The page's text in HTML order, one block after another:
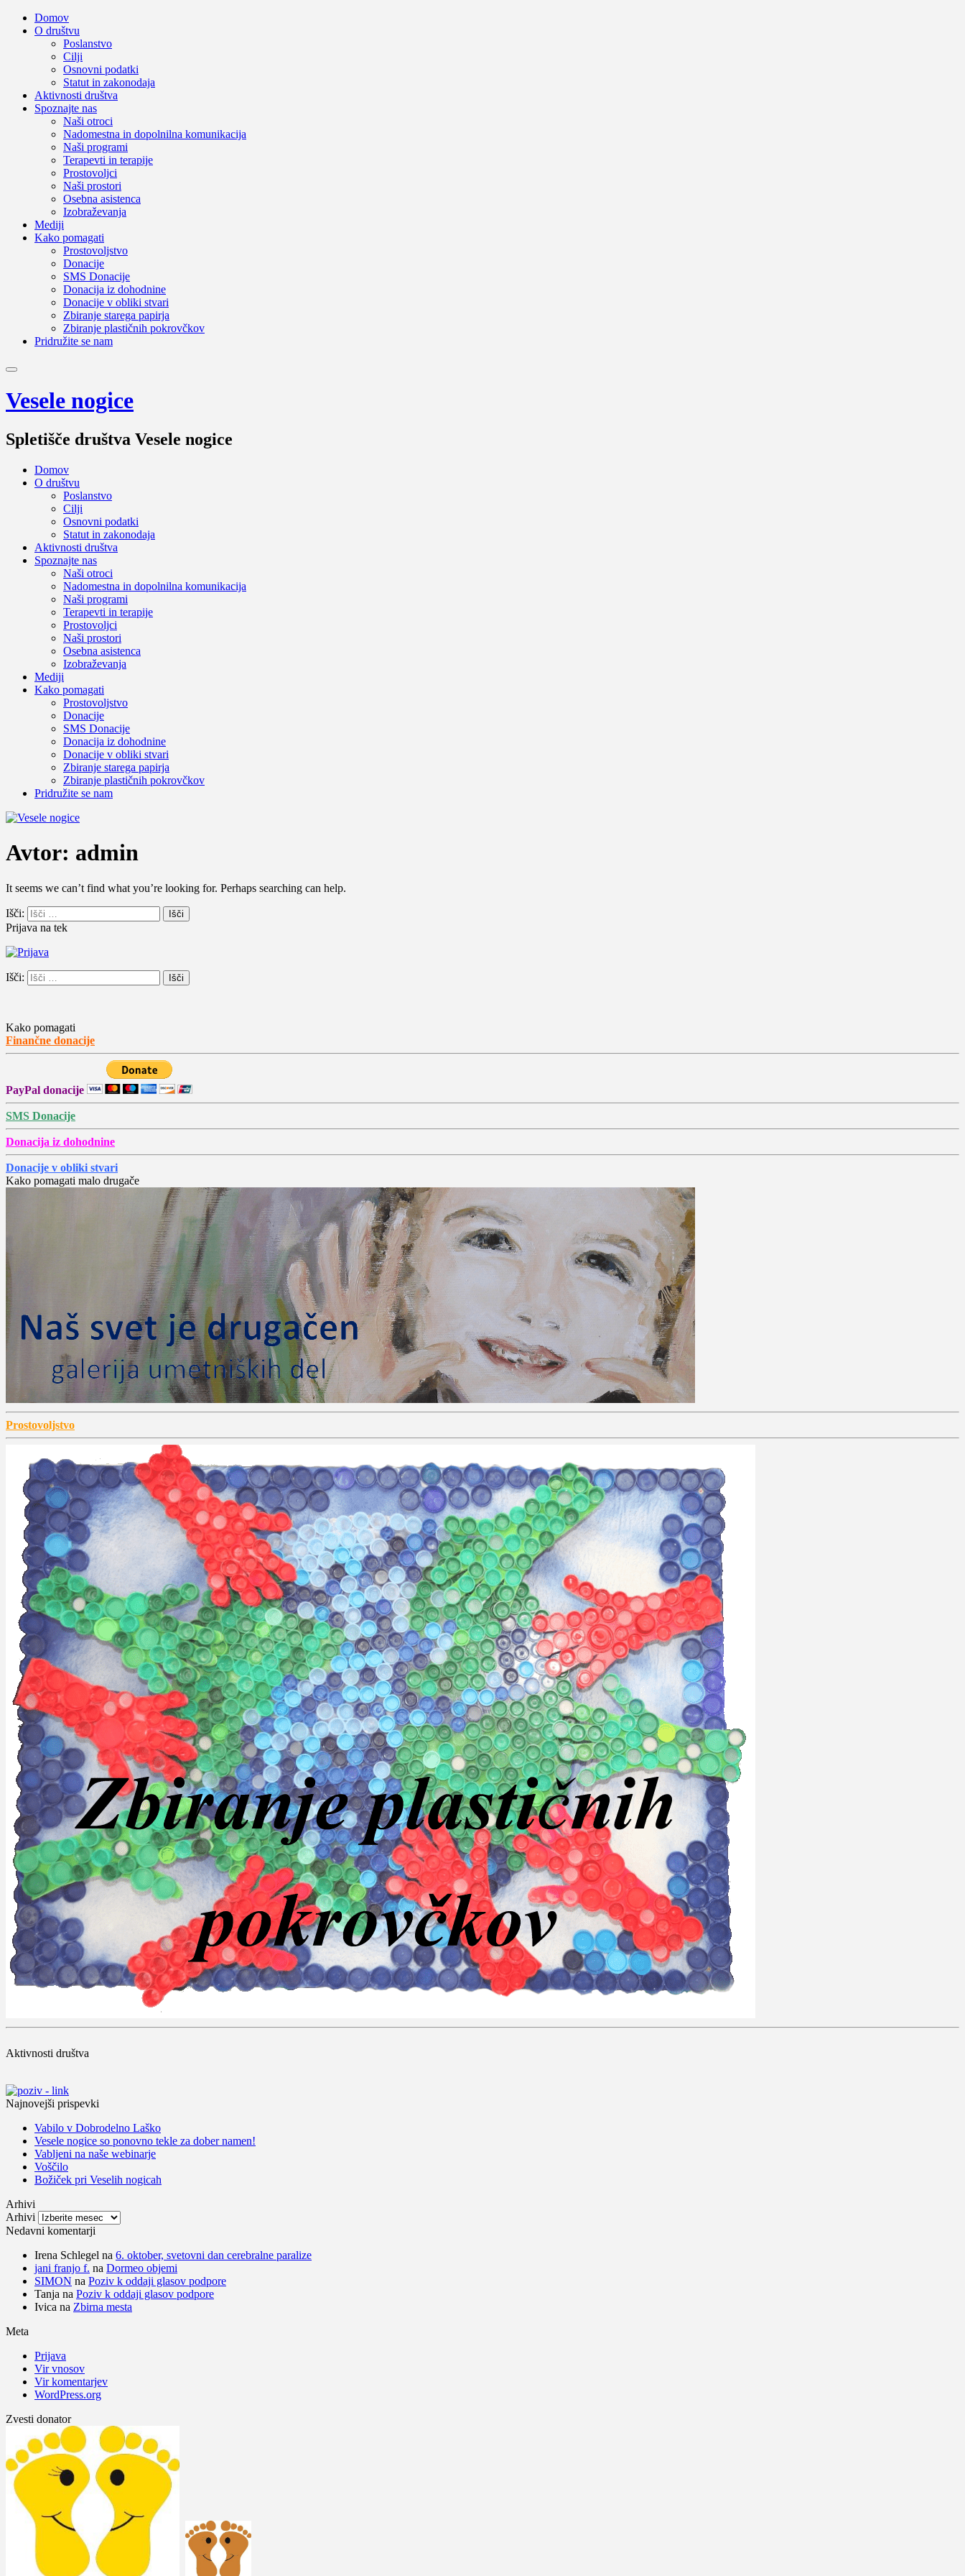
Domov
O društvu
Poslanstvo
Cilji
Osnovni podatki
Statut in zakonodaja
Aktivnosti društva
Spoznajte nas
Naši otroci
Nadomestna in dopolnilna komunikacija
Naši programi
Terapevti in terapije
Prostovoljci
Naši prostori
Osebna asistenca
Izobraževanja
Mediji
Kako pomagati
Prostovoljstvo
Donacije
SMS Donacije
Donacija iz dohodnine
Donacije v obliki stvari
Zbiranje starega papirja
Zbiranje plastičnih pokrovčkov
Pridružite se nam
Vesele nogice
Spletišče društva Vesele nogice
Domov
O društvu
Poslanstvo
Cilji
Osnovni podatki
Statut in zakonodaja
Aktivnosti društva
Spoznajte nas
Naši otroci
Nadomestna in dopolnilna komunikacija
Naši programi
Terapevti in terapije
Prostovoljci
Naši prostori
Osebna asistenca
Izobraževanja
Mediji
Kako pomagati
Prostovoljstvo
Donacije
SMS Donacije
Donacija iz dohodnine
Donacije v obliki stvari
Zbiranje starega papirja
Zbiranje plastičnih pokrovčkov
Pridružite se nam
Avtor: admin
It seems we can’t find what you’re looking for. Perhaps searching can help.
Išči:
Prijava na tek
Išči:
Kako pomagati
Finančne donacije
PayPal donacije
SMS Donacije
Donacija iz dohodnine
Donacije v obliki stvari
Kako pomagati malo drugače
Prostovoljstvo
Aktivnosti društva
Najnovejši prispevki
Vabilo v Dobrodelno Laško
Vesele nogice so ponovno tekle za dober namen!
Vabljeni na naše webinarje
Voščilo
Božiček pri Veselih nogicah
Arhivi
Arhivi
Nedavni komentarji
Irena Schlegel na 6. oktober, svetovni dan cerebralne paralize
jani franjo f. na Dormeo objemi
SIMON na Poziv k oddaji glasov podpore
Tanja na Poziv k oddaji glasov podpore
Ivica na Zbirna mesta
Meta
Prijava
Vir vnosov
Vir komentarjev
WordPress.org
Zvesti donator